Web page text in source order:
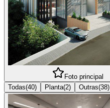
Foto principal
Todas(40) Planta(2) Outras(38)